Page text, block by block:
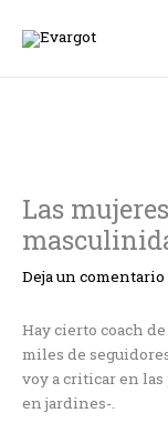
Las
Deja un comentario
Hay cierto coach
miles de
voy a criticar en
en jardines-.